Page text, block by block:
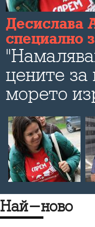
Десислава
специално
цените
морето
безсилие"
Най-ново